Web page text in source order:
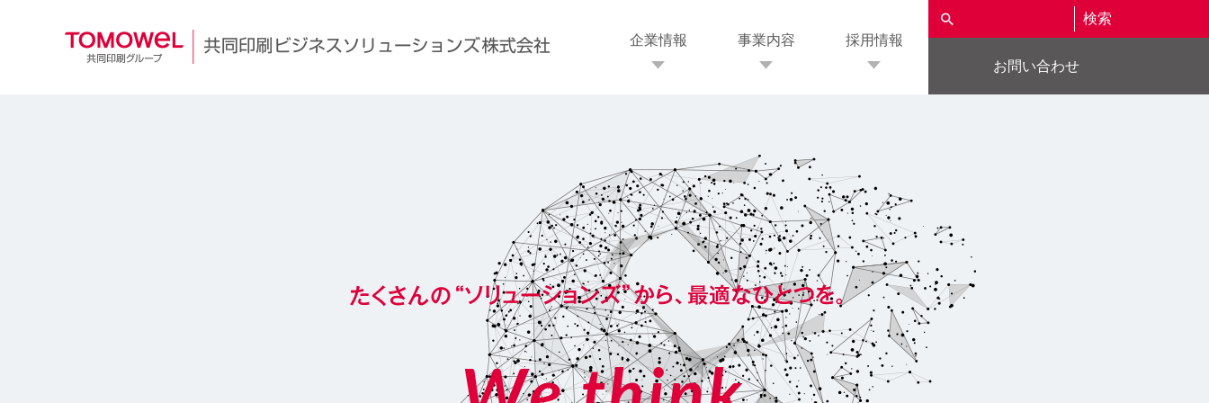
企業情報 事業内容 採用情報
検索
お問い合わせ